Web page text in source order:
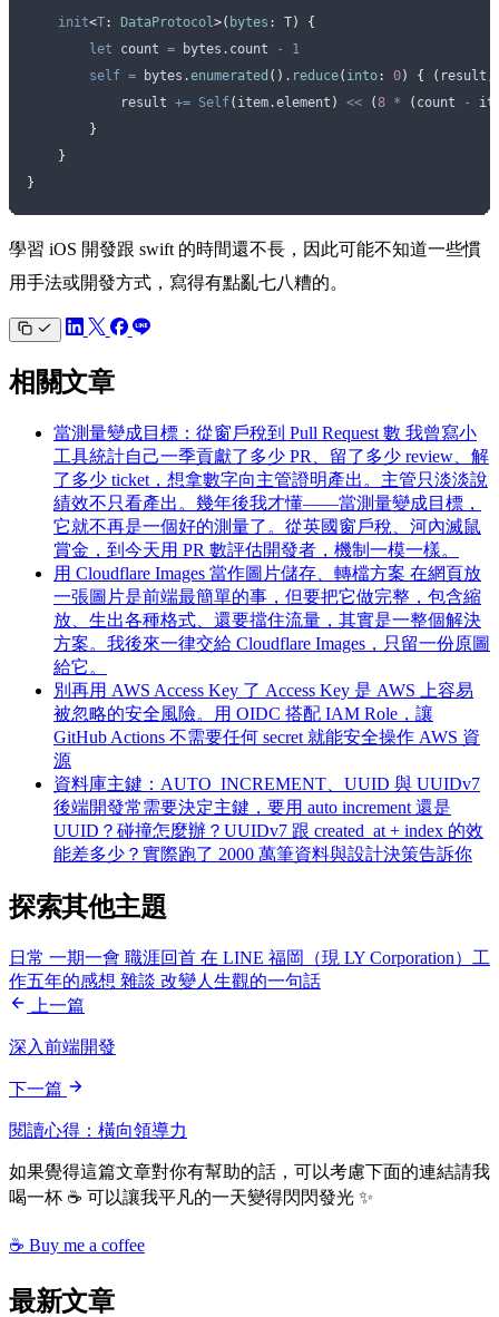
    init
<T: DataProtocol>( bytes : T)
{
        let
count = bytes.count -
1
        self
= bytes.enumerated () . reduce( into: 0) { ( result,
            result
+= Self( item.element ) << (8 * ( count -
        }
    }
}
學習 iOS 開發跟 swift 的時間還不長，因此可能不知道一些慣
用手法或開發方式，寫得有點亂七八糟的。
相關文章
當測量變成目標：從窗戶稅到 Pull Request 數 我曾寫小
工具統計自己一季貢獻了多少 PR、留了多少 review、解
了多少 ticket，想拿數字向主管證明產出。主管只淡淡說
績效不只看產出。幾年後我才懂——當測量變成目標，
它就不再是一個好的測量了。從英國窗戶稅、河內滅鼠
賞金，到今天用 PR 數評估開發者，機制一模一樣。
用 Cloudflare Images 當作圖片儲存、轉檔方案 在網頁放
一張圖片是前端最簡單的事，但要把它做完整，包含縮
放、生出各種格式、還要擋住流量，其實是一整個解決
方案。我後來一律交給 Cloudflare Images，只留一份原圖
給它。
別再用 AWS Access Key 了 Access Key 是 AWS 上容易
被忽略的安全風險。用 OIDC 搭配 IAM Role，讓
GitHub Actions 不需要任何 secret 就能安全操作 AWS 資
源
資料庫主鍵：AUTO_INCREMENT、UUID 與 UUIDv7
後端開發常需要決定主鍵，要用 auto increment 還是
UUID？碰撞怎麼辦？UUIDv7 跟 created_at + index 的效
能差多少？實際跑了 2000 萬筆資料與設計決策告訴你
探索其他主題
日常 一期一會 職涯回首 在 LINE 福岡（現 LY Corporation）工
作五年的感想 雜談 改變人生觀的一句話
上一篇
深入前端開發
下一篇
閱讀心得：橫向領導力
如果覺得這篇文章對你有幫助的話，可以考慮下面的連結請我
喝一杯 ☕ 可以讓我平凡的一天變得閃閃發光 ✨
☕ Buy me a coffee
最新文章